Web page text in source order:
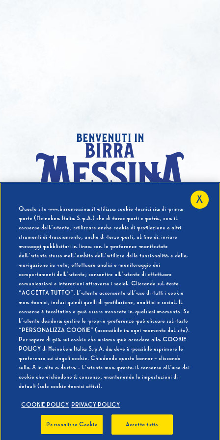
benvenuti in
Hai compiuto 18 Anni?
SI NO
BEVI RESPONSABILMENTE
Questo sito www.birramessina.it utilizza cookie tecnici sia di prima
parte (Heineken Italia S.p.A.) che di terze parti e potrà, con il
consenso dell’utente, utilizzare anche cookie di profilazione o altri
strumenti di tracciamento, anche di terze parti, al fine di: inviare
messaggi pubblicitari in linea con le preferenze manifestate
dall’utente stesso nell’ambito dell’utilizzo delle funzionalità e della
navigazione in rete; effettuare analisi e monitoraggio dei
comportamenti dell’utente; consentire all’utente di effettuare
comunicazioni e interazioni attraverso i social. Cliccando sul tasto
“ACCETTA TUTTO”, l’utente acconsente all’uso di tutti i cookie
non tecnici, inclusi quindi quelli di profilazione, analitici e social. Il
consenso è facoltativo e può essere revocato in qualsiasi momento. Se
l’utente desidera gestire le proprie preferenze può cliccare sul tasto
“PERSONALIZZA COOKIE” (accessibile in ogni momento dal sito).
Per sapere di più sui cookie che usiamo può accedere alla COOKIE
POLICY di Heineken Italia S.p.A. da dove è possibile esprimere le
preferenze sui singoli cookie. Chiudendo questo banner - cliccando
sulla X in alto a destra - l’utente non presta il consenso all’uso dei
cookie che richiedono il consenso, mantenendo le impostazioni di
default (solo cookie tecnici attivi).
COOKIE POLICY PRIVACY POLICY
Personalizza Cookie Accetta tutto
X